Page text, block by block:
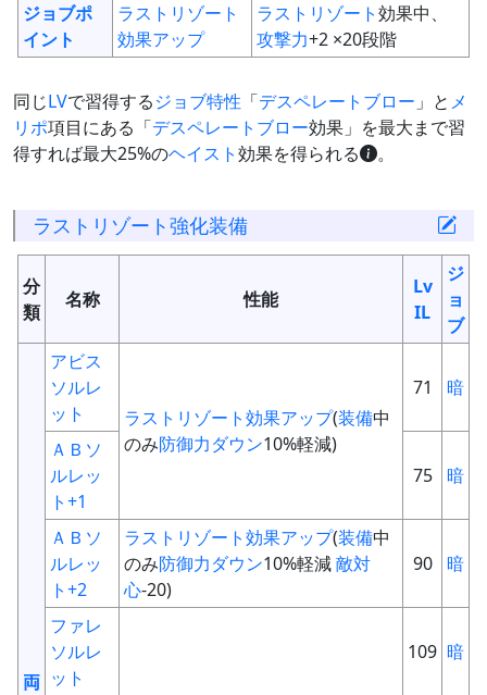
ジョブポ
イント
ラストリゾート
効果アップ
ラストリゾート効果中、
攻撃力+2 ×20段階
同じLVで習得するジョブ特性 「デスペレートブロー 」と メ
リポ項目にある「デスペレートブロー効果」を最大まで習
得すれば最大25%のヘイスト効果を得られる 。
ラストリゾート強化装備
分
類
名称 性能
Lv
IL
ジ
ョ
ブ
両
アビス
ソルレ
ット
ラストリゾート効果アップ(装備中
のみ防御力ダウン10%軽減)
71 暗
ＡＢソ
ルレッ
ト+1
75 暗
ＡＢソ
ルレッ
ト+2
ラストリゾート効果アップ(装備中
のみ防御力ダウン10%軽減敵対
心-20)
90 暗
ファレ
ソルレ
ット
109 暗